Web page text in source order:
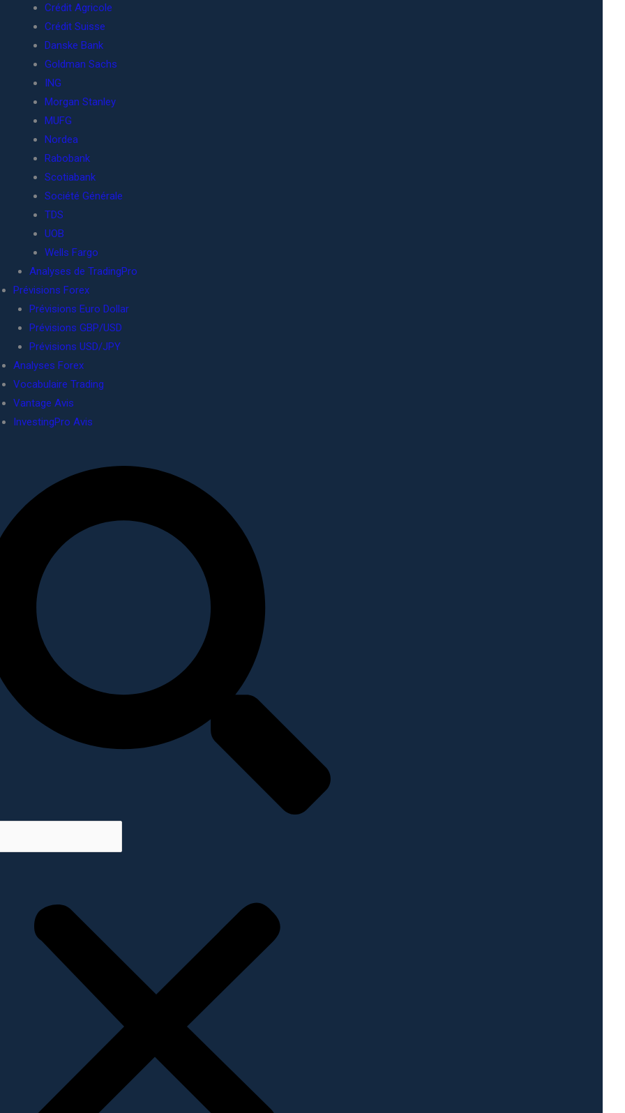
Crédit Agricole
Crédit Suisse
Danske Bank
Goldman Sachs
ING
Morgan Stanley
MUFG
Nordea
Rabobank
Scotiabank
Société Générale
TDS
UOB
Wells Fargo
Analyses de TradingPro
Prévisions Forex
Prévisions Euro Dollar
Prévisions GBP/USD
Prévisions USD/JPY
Analyses Forex
Vocabulaire Trading
Vantage Avis
InvestingPro Avis